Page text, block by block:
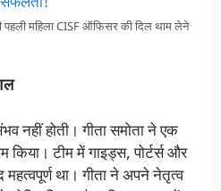
पहली महिला CISF ऑफिसर की दिल थाम लेने
नहीं होती। गीता समोता ने एक
टीम में गाइड्स, पोर्टर्स और
महत्वपूर्ण था। गीता ने अपने नेतृत्व